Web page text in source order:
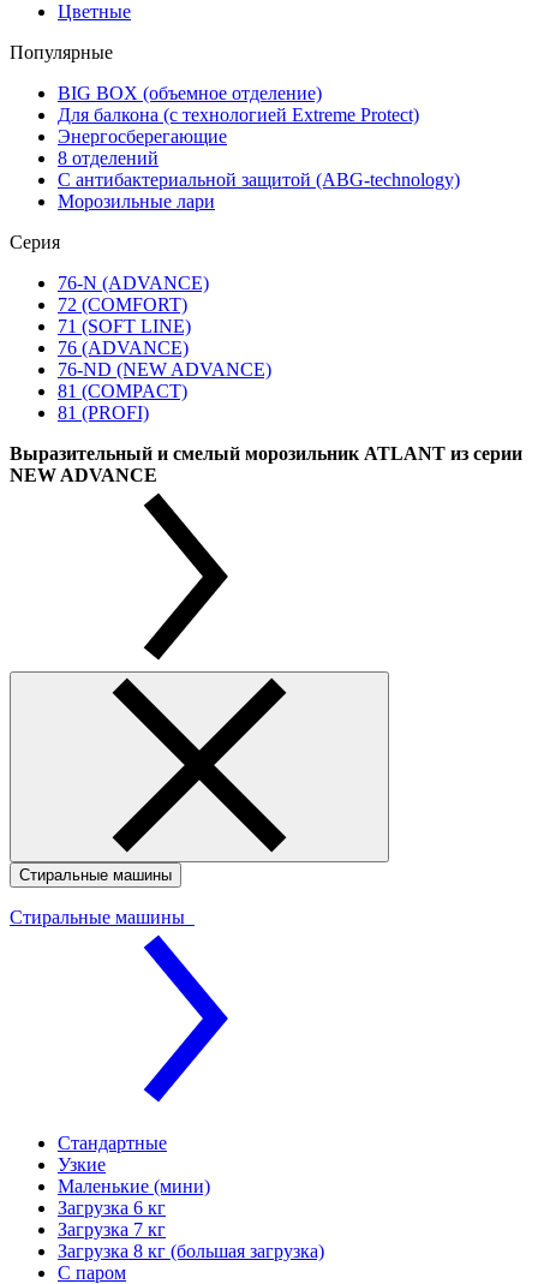
Цветные
Популярные
BIG BOX (объемное отделение)
Для балкона (с технологией Extreme Protect)
Энергосберегающие
8 отделений
С антибактериальной защитой (ABG-technology)
Морозильные лари
Серия
76-N (ADVANCE)
72 (COMFORT)
71 (SOFT LINE)
76 (ADVANCE)
76-ND (NEW ADVANCE)
81 (COMPACT)
81 (PROFI)
Выразительный и смелый морозильник ATLANT из серии
NEW ADVANCE
Стиральные машины
Стиральные машины
Стандартные
Узкие
Маленькие (мини)
Загрузка 6 кг
Загрузка 7 кг
Загрузка 8 кг (большая загрузка)
С паром